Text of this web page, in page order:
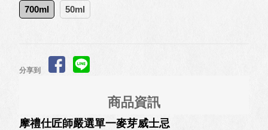
700ml 50ml
分享到
商品資訊
摩禮仕匠師嚴選單⼀麥芽威士忌